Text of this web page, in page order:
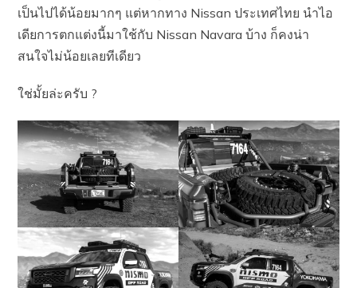
เป็นไปได้น้อยมากๆ แต่หากทาง Nissan ประเทศไทย นำไอ
เดียการตกแต่งนี้มาใช้กับ Nissan Navara บ้าง ก็คงน่า
สนใจไม่น้อยเลยทีเดียว
ใช่มั้ยล่ะครับ ?